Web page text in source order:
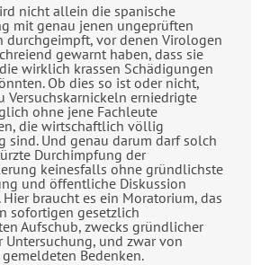
nicht allein die spanische
mit genau jenen ungeprüften
durchgeimpft, vor denen Virologen
gewarnt haben, dass sie
wirklich krassen Schädigungen
Ob dies so ist oder nicht,
Versuchskarnickeln erniedrigte
ohne jene Fachleute
die wirtschaftlich völlig
sind. Und genau darum darf solch
Durchimpfung der
keinesfalls ohne gründlichste
und öffentliche Diskussion
braucht es ein Moratorium, das
sofortigen gesetzlich
Aufschub, zwecks gründlicher
und zwar von
Bedenken.